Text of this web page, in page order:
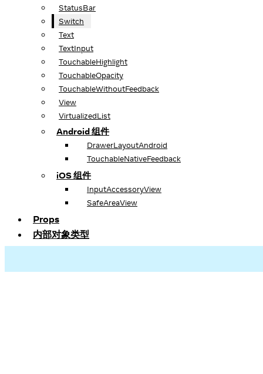
StatusBar
Switch
Text
TextInput
TouchableHighlight
TouchableOpacity
TouchableWithoutFeedback
View
VirtualizedList
Android 组件
DrawerLayoutAndroid
TouchableNativeFeedback
iOS 组件
InputAccessoryView
SafeAreaView
Props
内部对象类型